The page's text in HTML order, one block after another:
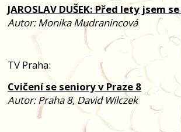
JAROSLAV DUŠEK: Před lety jsem
Autor: Monika Mudranincová
TV Praha:
Cvičení se seniory v Praze 8
Autor: Praha 8, David Wilczek